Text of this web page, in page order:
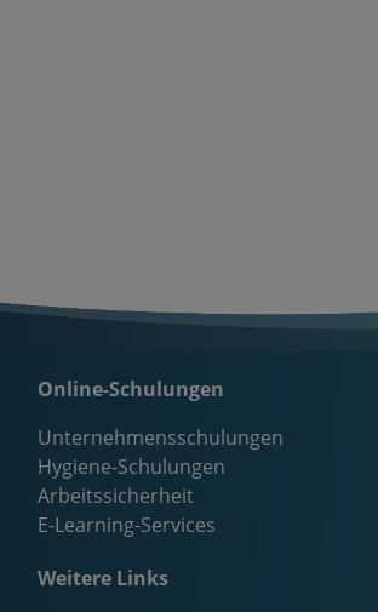
Online-Schulungen
Unternehmensschulungen
Hygiene-Schulungen
Arbeitssicherheit
E-Learning-Services
Weitere Links